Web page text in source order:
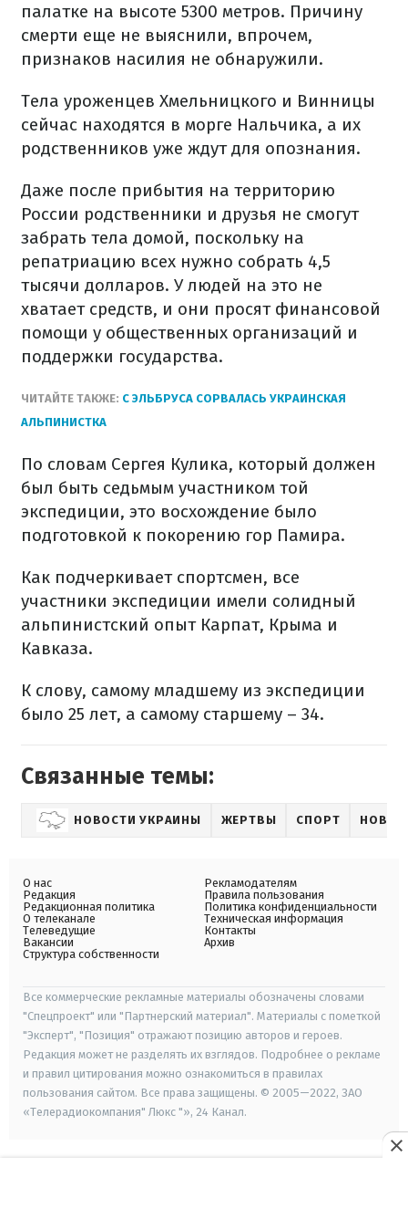
палатке на высоте 5300 метров. Причину
смерти еще не выяснили, впрочем,
признаков насилия не обнаружили.
Тела уроженцев Хмельницкого и Винницы
сейчас находятся в морге Нальчика, а их
родственников уже ждут для опознания.
Даже после прибытия на территорию
России родственники и друзья не смогут
забрать тела домой, поскольку на
репатриацию всех нужно собрать 4,5
тысячи долларов. У людей на это не
хватает средств, и они просят финансовой
помощи у общественных организаций и
поддержки государства.
ЧИТАЙТЕ ТАКЖЕ: С ЭЛЬБРУСА СОРВАЛАСЬ УКРАИНСКАЯ
АЛЬПИНИСТКА
По словам Сергея Кулика, который должен
был быть седьмым участником той
экспедиции, это восхождение было
подготовкой к покорению гор Памира.
Как подчеркивает спортсмен, все
участники экспедиции имели солидный
альпинистский опыт Карпат, Крыма и
Кавказа.
К слову, самому младшему из экспедиции
было 25 лет, а самому старшему – 34.
Связанные темы:
НОВОСТИ УКРАИНЫ ЖЕРТВЫ СПОРТ
О нас
Редакция
Редакционная политика
О телеканале
Телеведущие
Вакансии
Структура собственности
Рекламодателям
Правила пользования
Политика конфиденциальности
Техническая информация
Контакты
Архив
Все коммерческие рекламные материалы обозначены словами
"Спецпроект" или "Партнерский материал". Материалы с пометкой
"Эксперт", "Позиция" отражают позицию авторов и героев.
Редакция может не разделять их взглядов. Подробнее о рекламе
и правил цитирования можно ознакомиться в правилах
пользования сайтом. Все права защищены. © 2005—2022, ЗАО
«Телерадиокомпания" Люкс "», 24 Канал.